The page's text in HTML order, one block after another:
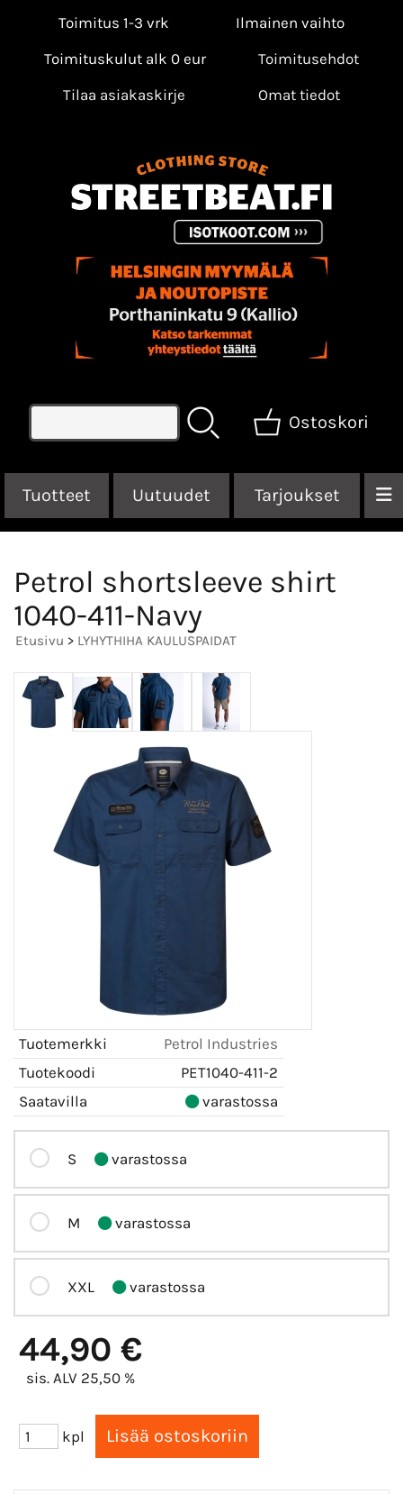
Toimitus 1-3 vrk
Ilmainen vaihto
Toimituskulut alk 0 eur
Toimitusehdot
Tilaa asiakaskirje
Omat tiedot
Ostoskori
Tuotteet Uutuudet Tarjoukset
Petrol shortsleeve shirt
1040-411-Navy
Etusivu > LYHYTHIHA KAULUSPAIDAT
Tuotemerkki
Petrol Industries
Tuotekoodi
PET1040-411-2
Saatavilla
varastossa
S varastossa
M varastossa
XXL varastossa
44,90 €
sis. ALV 25,50 %
kpl